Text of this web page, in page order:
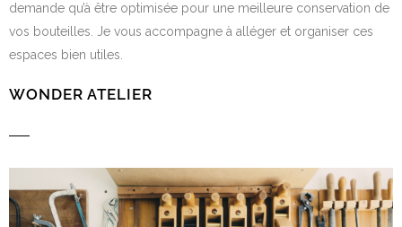
demande qu’à être optimisée pour une meilleure conservation de
vos bouteilles. Je vous accompagne à alléger et organiser ces
espaces bien utiles.
WONDER ATELIER